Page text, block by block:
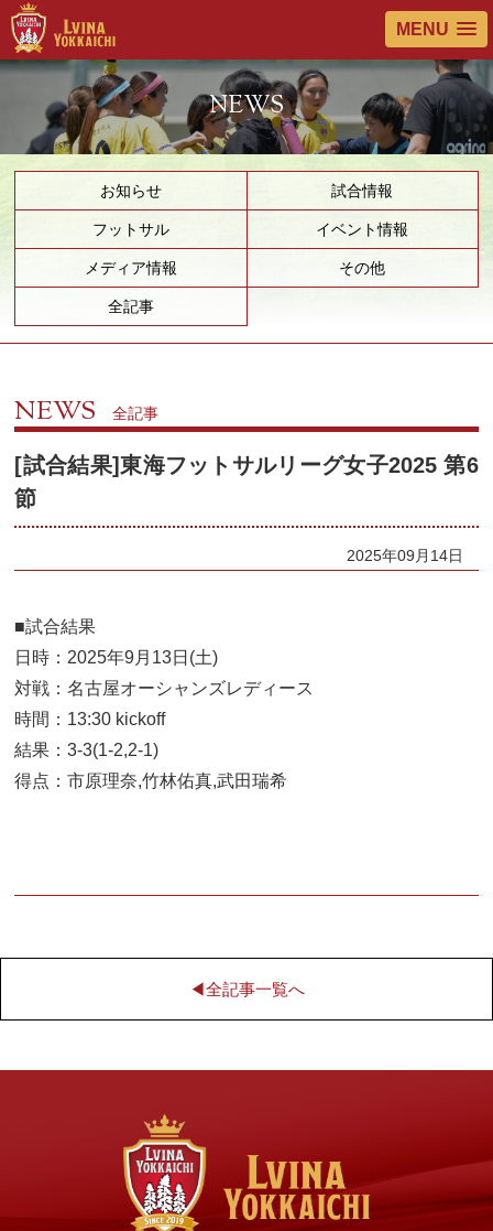
MENU
NEWS
お知らせ 試合情報
フットサル イベント情報
メディア情報 その他
全記事
NEWS 全記事
[試合結果]東海フットサルリーグ女子2025 第6
節
2025年09月14日
■試合結果
日時：2025年9月13日(土)
対戦：名古屋オーシャンズレディース
時間：13:30 kickoff
結果：3-3(1-2,2-1)
得点：市原理奈,竹林佑真,武田瑞希
◀︎全記事一覧へ